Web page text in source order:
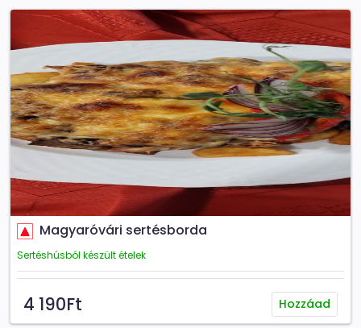
Magyaróvári sertésborda
Sertéshúsból készült ételek
4 190Ft Hozzáad